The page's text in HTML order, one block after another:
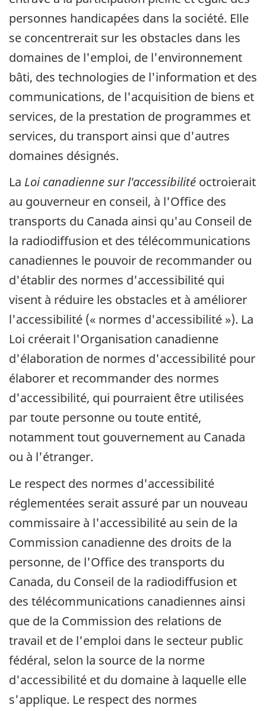
personnes handicapées dans la société. Elle
se concentrerait sur les obstacles dans les
domaines de l'emploi, de l'environnement
bâti, des technologies de l'information et des
communications, de l'acquisition de biens et
services, de la prestation de programmes et
services, du transport ainsi que d'autres
domaines désignés.
La Loi canadienne sur l'accessibilité octroierait
au gouverneur en conseil, à l'Office des
transports du Canada ainsi qu'au Conseil de
la radiodiffusion et des télécommunications
canadiennes le pouvoir de recommander ou
d'établir des normes d'accessibilité qui
visent à réduire les obstacles et à améliorer
l'accessibilité (« normes d'accessibilité »). La
Loi créerait l'Organisation canadienne
d'élaboration de normes d'accessibilité pour
élaborer et recommander des normes
d'accessibilité, qui pourraient être utilisées
par toute personne ou toute entité,
notamment tout gouvernement au Canada
ou à l'étranger.
Le respect des normes d'accessibilité
réglementées serait assuré par un nouveau
commissaire à l'accessibilité au sein de la
Commission canadienne des droits de la
personne, de l'Office des transports du
Canada, du Conseil de la radiodiffusion et
des télécommunications canadiennes ainsi
que de la Commission des relations de
travail et de l'emploi dans le secteur public
fédéral, selon la source de la norme
d'accessibilité et du domaine à laquelle elle
s'applique. Le respect des normes